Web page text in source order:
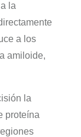
la
a los
amiloide,
la
proteína